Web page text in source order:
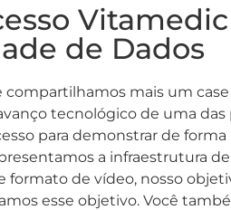
de Dados
mais um
tecnológico de uma
para demonstrar de
a infraestrutura
formato de vídeo, nosso
esse objetivo. Você